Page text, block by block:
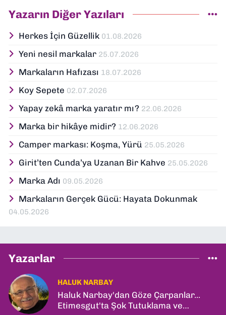
Yazarın Diğer Yazıları
Herkes İçin Güzellik 01.08.2026
Yeni nesil markalar 25.07.2026
Markaların Hafızası 18.07.2026
Koy Sepete 02.07.2026
Yapay zekâ marka yaratır mı? 22.06.2026
Marka bir hikâye midir? 12.06.2026
Camper markası: Koşma, Yürü 25.05.2026
Girit’ten Cunda’ya Uzanan Bir Kahve 25.05.2026
Marka Adı 09.05.2026
Markaların Gerçek Gücü: Hayata Dokunmak
04.05.2026
Yazarlar
HALUK NARBAY
Haluk Narbay'dan Göze Çarpanlar...
Etimesgut'ta Şok Tutuklama ve